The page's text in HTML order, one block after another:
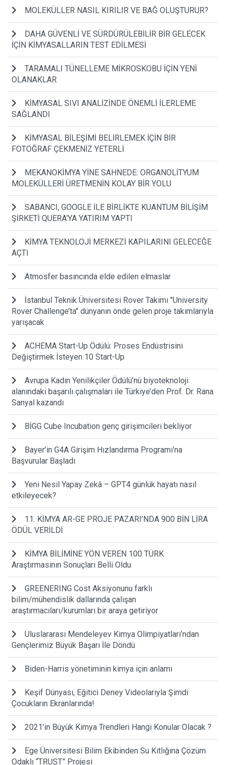
MOLEKÜLLER NASIL KIRILIR VE BAĞ OLUŞTURUR?
DAHA GÜVENLİ VE SÜRDÜRÜLEBİLİR BİR GELECEK
İÇİN KİMYASALLARIN TEST EDİLMESİ
TARAMALI TÜNELLEME MİKROSKOBU İÇİN YENİ
OLANAKLAR
KİMYASAL SIVI ANALİZİNDE ÖNEMLİ İLERLEME
SAĞLANDI
KİMYASAL BİLEŞİMİ BELİRLEMEK İÇİN BİR
FOTOĞRAF ÇEKMENİZ YETERLİ
MEKANOKİMYA YİNE SAHNEDE: ORGANOLİTYUM
MOLEKÜLLERİ ÜRETMENİN KOLAY BİR YOLU
SABANCI, GOOGLE İLE BİRLİKTE KUANTUM BİLİŞİM
ŞİRKETİ QUERA'YA YATIRIM YAPTI
KİMYA TEKNOLOJİ MERKEZİ KAPILARINI GELECEĞE
AÇTI
Atmosfer basıncında elde edilen elmaslar
İstanbul Teknik Üniversitesi Rover Takımı "University
Rover Challenge’ta" dünyanın önde gelen proje takımlarıyla
yarışacak
ACHEMA Start-Up Ödülü: Proses Endüstrisini
Değiştirmek İsteyen 10 Start-Up
Avrupa Kadın Yenilikçiler Ödülü’nü biyoteknoloji
alanındaki başarılı çalışmaları ile Türkiye’den Prof. Dr. Rana
Sanyal kazandı
BİGG Cube Incubation genç girişimcileri bekliyor
Bayer’in G4A Girişim Hızlandırma Programı’na
Başvurular Başladı
Yeni Nesil Yapay Zekâ – GPT4 günlük hayatı nasıl
etkileyecek?
11. KİMYA AR-GE PROJE PAZARI’NDA 900 BİN LİRA
ÖDÜL VERİLDİ
KİMYA BİLİMİNE YÖN VEREN 100 TÜRK
Araştırmasının Sonuçları Belli Oldu
GREENERING Cost Aksiyonunu farklı
bilim/mühendislik dallarında çalışan
araştırmacıları/kurumları bir araya getiriyor
Uluslararası Mendeleyev Kimya Olimpiyatları’ndan
Gençlerimiz Büyük Başarı İle Döndü
Biden-Harris yönetiminin kimya için anlamı
Keşif Dünyası, Eğitici Deney Videolarıyla Şimdi
Çocukların Ekranlarında!
2021’in Büyük Kimya Trendleri Hangi Konular Olacak ?
Ege Üniversitesi Bilim Ekibinden Su Kıtlığına Çözüm
Odaklı “TRUST” Projesi